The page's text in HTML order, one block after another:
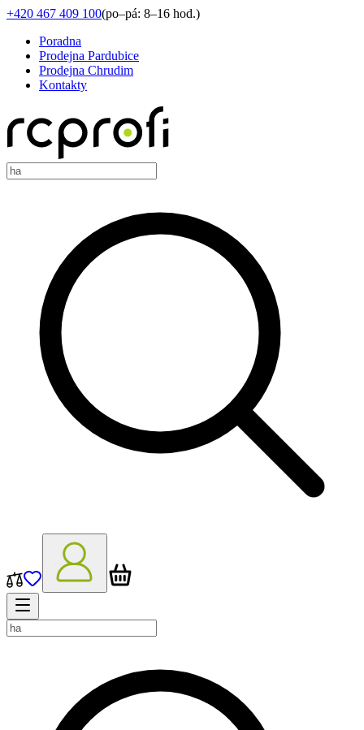
+420 467 409 100(po–pá: 8–16 hod.)
Poradna
Prodejna Pardubice
Prodejna Chrudim
Kontakty